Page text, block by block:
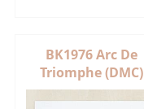
BK1976 Arc De
Triomphe (DMC)